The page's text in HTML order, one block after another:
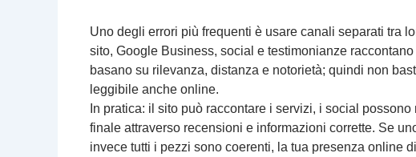
Uno degli errori più frequenti è usare canali separati tra
sito, Google Business, social e testimonianze
basano su rilevanza, distanza e notorietà; quindi non
leggibile anche online.
In pratica: il sito può raccontare i servizi, i social
finale attraverso recensioni e informazioni corrette. Se
invece tutti i pezzi sono coerenti, la tua presenza online